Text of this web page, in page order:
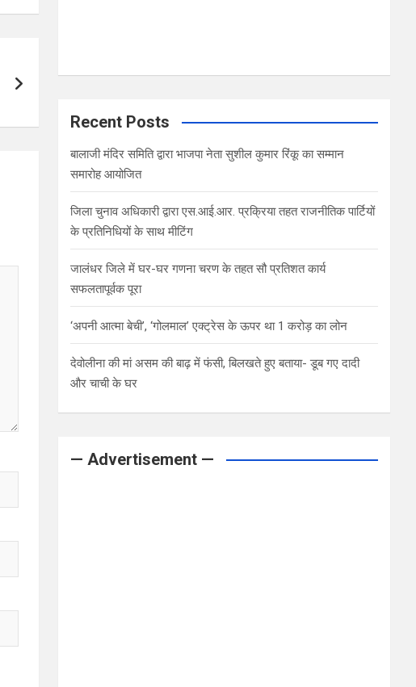
Recent Posts
बालाजी मंदिर समिति द्वारा भाजपा नेता सुशील कुमार रिंकू का सम्मान
समारोह आयोजित
जिला चुनाव अधिकारी द्वारा एस.आई.आर. प्रक्रिया तहत राजनीतिक पार्टियों
के प्रतिनिधियों के साथ मीटिंग
जालंधर जिले में घर-घर गणना चरण के तहत सौ प्रतिशत कार्य
सफलतापूर्वक पूरा
‘अपनी आत्मा बेची’, ‘गोलमाल’ एक्ट्रेस के ऊपर था 1 करोड़ का लोन
देवोलीना की मां असम की बाढ़ में फंसी, बिलखते हुए बताया- डूब गए दादी
और चाची के घर
— Advertisement —